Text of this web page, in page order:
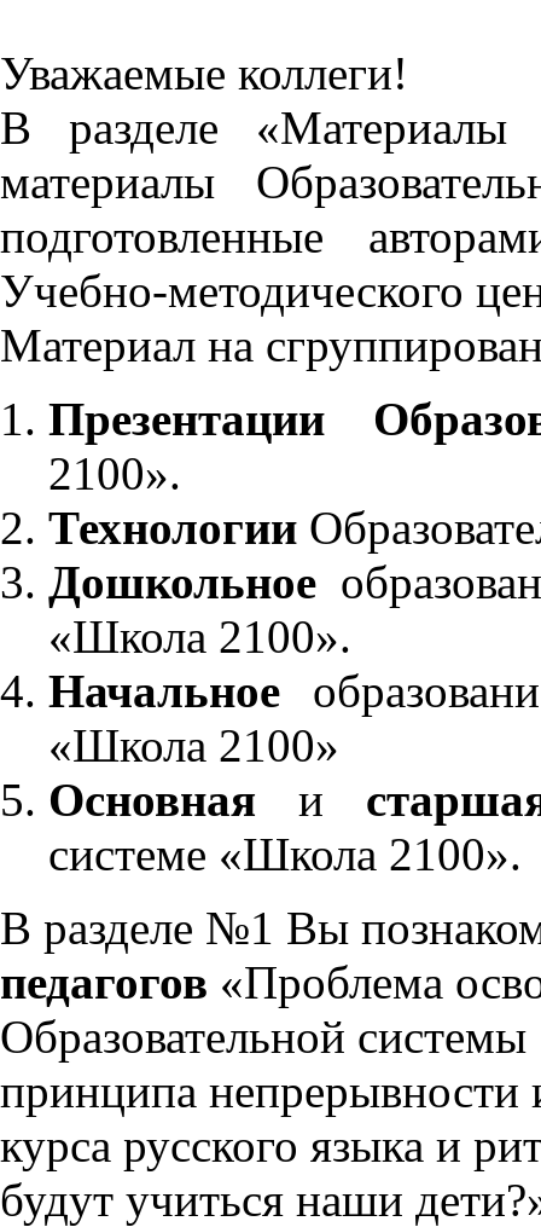
Уважаемые коллеги!
В разделе «Материалы
материалы
подготовленные
Учебно-методического
Материал на
Презентации
2100».
Технологии
Дошкольное
«Школа 2100».
Начальное
«Школа 2100»
Основнаяи
системе «Школа 2100».
В разделе №1 Вы
педагогов «Проблема
Образовательной
принципа непрерывности
курса русского языка и
будут учиться наши